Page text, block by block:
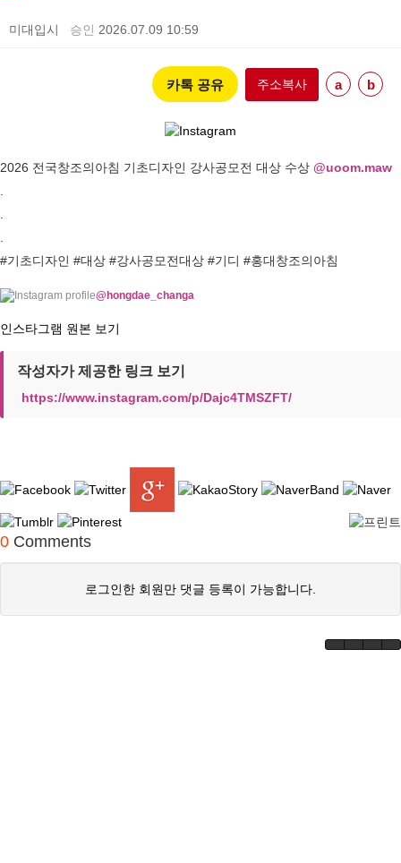
미대입시 승인 2026.07.09 10:59
카톡 공유 주소복사 a b
2026 전국창조의아침 기초디자인 강사공모전 대상 수상 @uoom.maw
#기초디자인 #대상 #강사공모전대상 #기디 #홍대창조의아침
@hongdae_changa
인스타그램 원본 보기
작성자가 제공한 링크 보기
https://www.instagram.com/p/Dajc4TMSZFT/
0 Comments
로그인한 회원만 댓글 등록이 가능합니다.